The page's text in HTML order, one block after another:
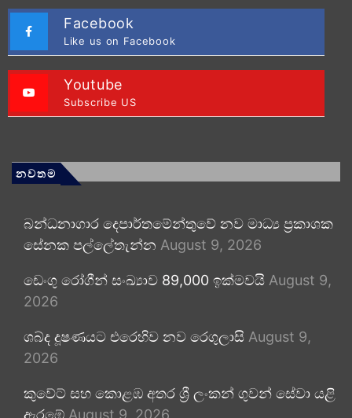
Facebook
Like us on Facebook
Youtube
Subscribe US
නවතම
බන්ධනාගාර දෙපාර්තමේන්තුවේ නව මාධ්‍ය ප්‍රකාශක
සේනක පල්ලේතැන්න August 9, 2026
ඩෙංගු රෝගීන් සංඛ්‍යාව 89,000 ඉක්මවයි August 9,
2026
ශබ්ද දූෂණයට එරෙහිව නව රෙගුලාසි August 9,
2026
කුවේට් සහ කොළඹ අතර ශ්‍රී ලංකන් ගුවන් සේවා යළි
ඇරඹේ August 9, 2026